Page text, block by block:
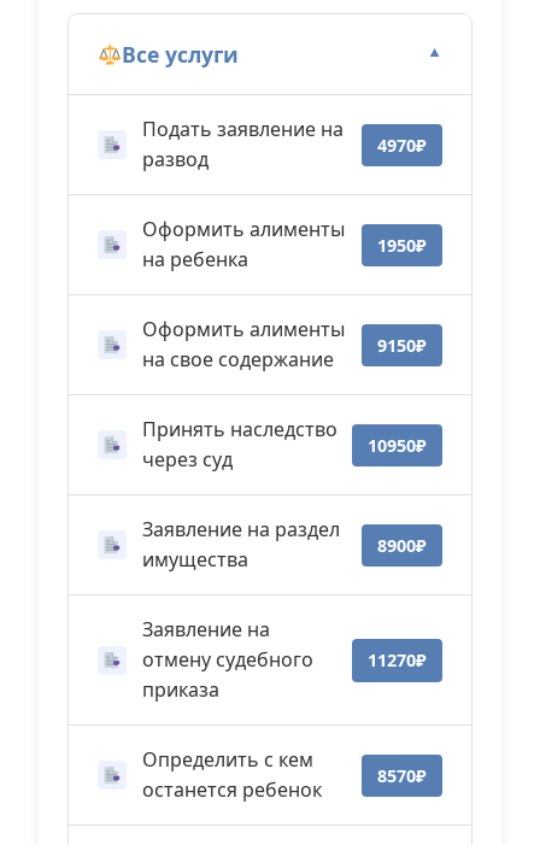
Все услуги ▼
Подать заявление на
развод
4970₽
Оформить алименты
на ребенка
1950₽
Оформить алименты
на свое содержание
9150₽
Принять наследство
через суд
10950₽
Заявление на раздел
имущества
8900₽
Заявление на
отмену судебного
приказа
11270₽
Определить с кем
останется ребенок
8570₽